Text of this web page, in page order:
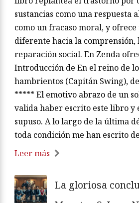
sustancias como una respuesta
como un fracaso moral, y
diferente hacia la comprensión,
reparación social. En Zenda
Introducción de En el reino de
hambrientos (Capitán Swing),
***** El emotivo abrazo de un
valida haber escrito este libro y
supuso. A lo largo de la última
toda condición me han escrito
Leer más
La gloriosa